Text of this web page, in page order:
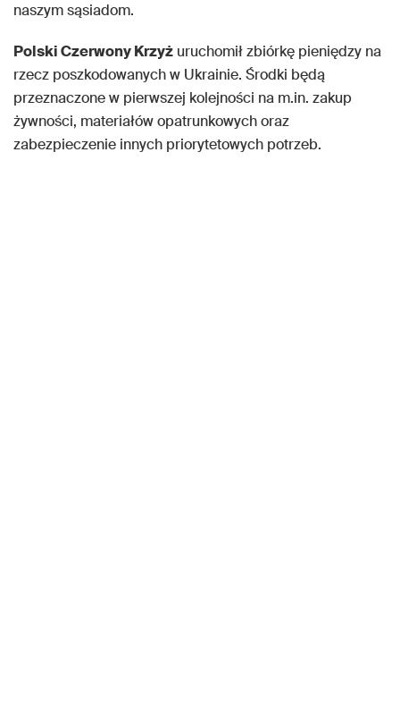
naszym sąsiadom.
Polski Czerwony Krzyż uruchomił zbiórkę pieniędzy na
rzecz poszkodowanych w Ukrainie. Środki będą
przeznaczone w pierwszej kolejności na m.in. zakup
żywności, materiałów opatrunkowych oraz
zabezpieczenie innych priorytetowych potrzeb.